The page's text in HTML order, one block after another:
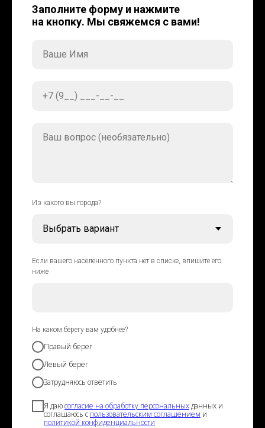
Заполните форму и нажмите
на кнопку. Мы свяжемся с вами!
Ваше Имя
+7 (9__) ___-__-__
Ваш вопрос (необязательно)
Из какого вы города?
Если вашего населенного пункта нет в списке, впишите его
ниже
На каком берегу вам удобнее?
Правый берег
Левый берег
Затрудняюсь ответить
Я даюсогласие на обработку персональныхданных и
соглашаюсь с пользовательским соглашением и
политикой конфиденциальности